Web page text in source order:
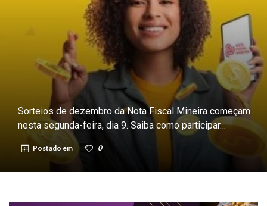
Sorteios de dezembro da Nota Fiscal Mineira começam
nesta segunda-feira, dia 9. Saiba como participar…
Postado em 0